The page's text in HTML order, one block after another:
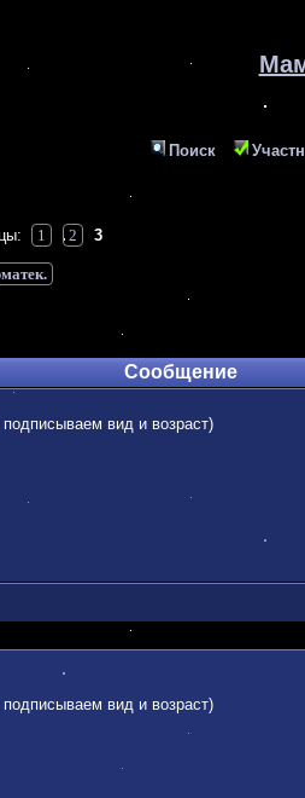
Поиск
1 2 3
Сообщение
вид и возраст)
вид и возраст)